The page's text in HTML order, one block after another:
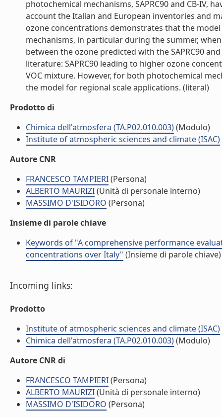
photochemical mechanisms, SAPRC90 and CB-IV,
account the Italian and European inventories and
ozone concentrations demonstrates that the
mechanisms, in particular during the summer,
between the ozone predicted with the SAPRC90
literature: SAPRC90 leading to higher ozone
VOC mixture. However, for both photochemical
the model for regional scale applications. (literal)
Prodotto di
Chimica dell'atmosfera (TA.P02.010.003)(Modulo)
Institute of atmospheric sciences and climate (ISAC)
Autore CNR
FRANCESCO TAMPIERI(Persona)
ALBERTO MAURIZI(Unità di personale interno)
MASSIMO D'ISIDORO (Persona)
Insieme di parole chiave
Keywords of "A comprehensive performance
concentrations over Italy" (Insieme di parole chiave)
Incoming links:
Prodotto
Institute of atmospheric sciences and climate (ISAC)
Chimica dell'atmosfera (TA.P02.010.003)(Modulo)
Autore CNR di
FRANCESCO TAMPIERI(Persona)
ALBERTO MAURIZI(Unità di personale interno)
MASSIMO D'ISIDORO (Persona)